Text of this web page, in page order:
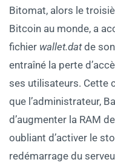
Bitomat, alors le
Bitcoin au monde, a
fichier wallet.datde
entraîné la perte
ses utilisateurs. Cette
que l’administrateur,
d’augmenter la RAM
oubliant d’activer le
redémarrage du